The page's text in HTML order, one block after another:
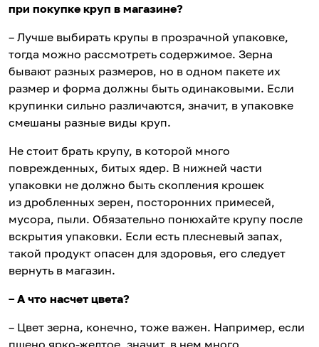
при покупке круп в магазине?
– Лучше выбирать крупы в прозрачной упаковке,
тогда можно рассмотреть содержимое. Зерна
бывают разных размеров, но в одном пакете их
размер и форма должны быть одинаковыми. Если
крупинки сильно различаются, значит, в упаковке
смешаны разные виды круп.
Не стоит брать крупу, в которой много
поврежденных, битых ядер. В нижней части
упаковки не должно быть скопления крошек
из дробленных зерен, посторонних примесей,
мусора, пыли. Обязательно понюхайте крупу после
вскрытия упаковки. Если есть плесневый запах,
такой продукт опасен для здоровья, его следует
вернуть в магазин.
– А что насчет цвета?
– Цвет зерна, конечно, тоже важен. Например, если